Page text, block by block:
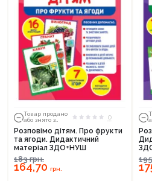
Товар продано
або знято з
0
Розповімо дітям. Про фрукти
та ягоди. Дидактичний
матеріал ЗДО+НУШ
183грн.
164,70 грн.
Продовжити